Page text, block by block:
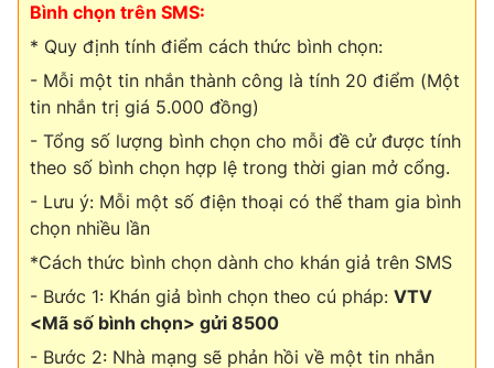
Bình chọn trên SMS:
* Quy định tính điểm cách thức bình chọn:
- Mỗi một tin nhắn thành công là tính 20 điểm (Một
tin nhắn trị giá 5.000 đồng)
- Tổng số lượng bình chọn cho mỗi đề cử được tính
theo số bình chọn hợp lệ trong thời gian mở cổng.
- Lưu ý: Mỗi một số điện thoại có thể tham gia bình
chọn nhiều lần
*Cách thức bình chọn dành cho khán giả trên SMS
- Bước 1: Khán giả bình chọn theo cú pháp: VTV
<Mã số bình chọn> gửi 8500
- Bước 2: Nhà mạng sẽ phản hồi về một tin nhắn